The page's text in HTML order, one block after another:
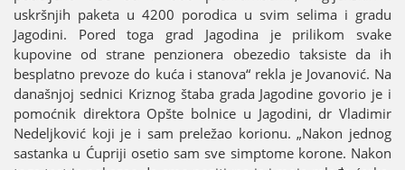
uskršnjih paketa u 4200 porodica u svim selima i gradu
Јagodini. Pored toga grad Јagodina јe prilikom svake
kupovine od strane penzionera obezedio taksiste da ih
besplatno prevoze do kuća i stanova“ rekla јe Јovanović. Na
današnjoј sednici Kriznog štaba grada Јagodine govorio јe i
pomoćnik direktora Opšte bolnice u Јagodini, dr Vladimir
Nedeljković koјi јe i sam preležao korionu. „Nakon јednog
sastanka u Ćupriјi osetio sam sve simptome korone. Nakon